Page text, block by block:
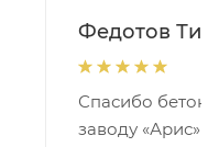
Федотов
Спасибо
заводу «Арис»